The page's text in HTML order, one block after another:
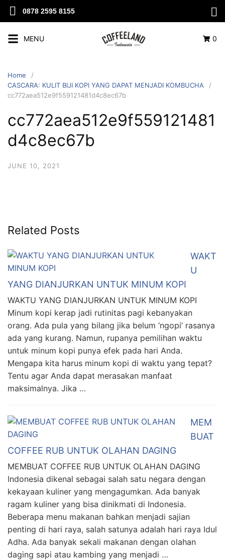
0878 2595 8155
MENU 0
Home
CASCARA: KULIT BIJI KOPI YANG DAPAT MENJADI KOMBUCHA
cc772aea512e9f559121481d4c8ec67b
cc772aea512e9f559121481
d4c8ec67b
JUNE 10, 2021
Related Posts
WAKT
U
YANG DIANJURKAN UNTUK MINUM KOPI
WAKTU YANG DIANJURKAN UNTUK MINUM KOPI
Minum kopi kerap jadi rutinitas pagi kebanyakan
orang. Ada pula yang bilang jika belum ‘ngopi’ rasanya
ada yang kurang. Namun, rupanya pemilihan waktu
untuk minum kopi punya efek pada hari Anda.
Mengapa kita harus minum kopi di waktu yang tepat?
Tentu agar Anda dapat merasakan manfaat
maksimalnya. Jika …
MEM
BUAT
COFFEE RUB UNTUK OLAHAN DAGING
MEMBUAT COFFEE RUB UNTUK OLAHAN DAGING
Indonesia dikenal sebagai salah satu negara dengan
kekayaan kuliner yang mengagumkan. Ada banyak
ragam kuliner yang bisa dinikmati di Indonesia.
Beberapa menu makanan bahkan menjadi sajian
penting di hari raya, salah satunya adalah hari raya Idul
Adha. Ada banyak sekali makanan dengan olahan
daging sapi atau kambing yang menjadi …